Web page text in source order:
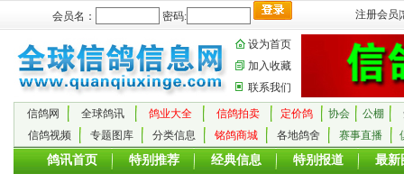
会员名： 密码: 注册会员
设为首页
加入收藏
联系我们
信鸽网 全球鸽讯 鸽业大全 信鸽拍卖 定价鸽 协会 公棚
信鸽视频
专题图库 分类信息 铭鸽商城 各地鸽舍 赛事直播
鸽讯首页 特别推荐 经典信息 特别报道 最新